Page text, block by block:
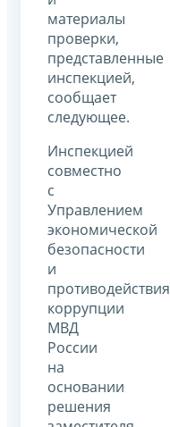
материалы
проверки,
представленные
инспекцией,
сообщает
следующее.
Инспекцией
совместно
с
Управлением
экономической
безопасности
и
противодействия
коррупции
МВД
России
на
основании
решения